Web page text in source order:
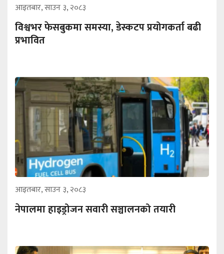
आइतबार, साउन ३, २०८३
विश्वभर फेसबुकमा समस्या, डेस्कटप प्रयोगकर्ता बढी
प्रभावित
आइतबार, साउन ३, २०८३
नेपालमा हाइड्रोजन सवारी सञ्चालनको तयारी